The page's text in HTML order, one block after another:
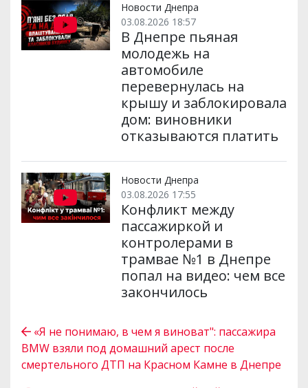
Новости Днепра
03.08.2026 18:57
В Днепре пьяная
молодежь на
автомобиле
перевернулась на
крышу и заблокировала
дом: виновники
отказываются платить
Новости Днепра
03.08.2026 17:55
Конфликт между
пассажиркой и
контролерами в
трамвае №1 в Днепре
попал на видео: чем все
закончилось
«Я не понимаю, в чем я виноват": пассажира
BMW взяли под домашний арест после
смертельного ДТП на Красном Камне в Днепре